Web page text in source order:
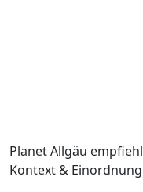
Planet Allgäu
Kontext & Einordnung